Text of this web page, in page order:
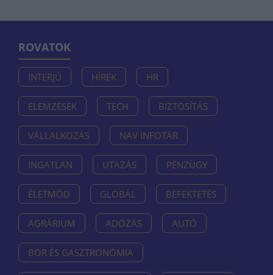
ROVATOK
INTERJÚ HÍREK HR
ELEMZÉSEK TECH BIZTOSÍTÁS
VÁLLALKOZÁS NAV INFOTÁR
INGATLAN UTAZÁS PÉNZÜGY
ÉLETMÓD GLOBÁL BEFEKTETÉS
AGRÁRIUM ADÓZÁS AUTÓ
BOR ÉS GASZTRONÓMIA